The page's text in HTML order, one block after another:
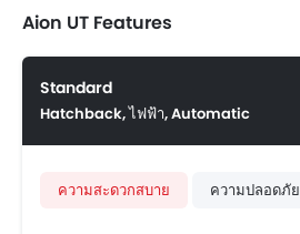
Aion UT Features
Standard
Hatchback, ไฟฟ้า, Automatic
ความสะดวกสบาย ความปลอดภัย